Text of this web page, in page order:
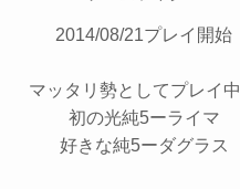
2014/08/21プレイ開始
マッタリ勢としてプレイ中
初の光純5ーライマ
好きな純5ーダグラス